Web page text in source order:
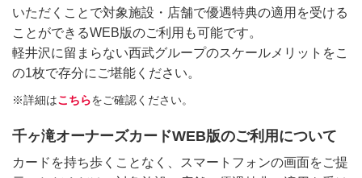
いただくことで対象施設・店舗で優遇特典の適用を受ける
ことができるWEB版のご利用も可能です。
軽井沢に留まらない西武グループのスケールメリットをこ
の1枚で存分にご堪能ください。
※詳細はこちらをご確認ください。
千ヶ滝オーナーズカードWEB版のご利用について
カードを持ち歩くことなく、スマートフォンの画面をご提